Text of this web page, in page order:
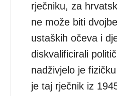
rječniku, za
ne može biti
ustaških očeva i
diskvalificirali
nadživjelo je
je taj rječnik iz